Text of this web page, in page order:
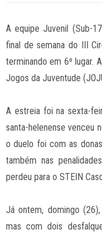
A equipe Juvenil (Sub-
final de semana do III
terminando em 6º lugar.
Jogos da Juventude
A estreia foi na sexta-
santa-helenense venceu
o duelo foi com as
também nas
perdeu para o STEIN
Já ontem, domingo
mas com dois